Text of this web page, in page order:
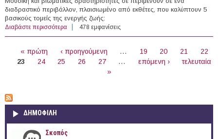
διαδραστικό περιβάλλον, πλαισιωμένο από εκθέτες, που καλύπτουν 5
βασικούς τομείς της ενεργής ζωής:
Διαβάστε περισσότερα για 30/09/2023 - Skywalker Plus Festival (Ιωάννινα)
478 εμφανίσεις
« πρώτη ‹ προηγούμενη … 19 20 21
22
23
24 25 26 27 … επόμενη ›
τελευταία
»
ΔΗΜΟΦΙΛΗ
Σκοπός